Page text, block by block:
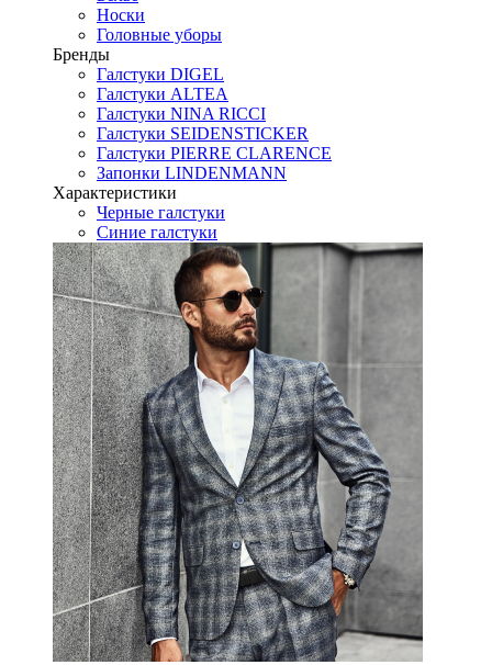
Носки
Головные уборы
Бренды
Галстуки DIGEL
Галстуки ALTEA
Галстуки NINA RICCI
Галстуки SEIDENSTICKER
Галстуки PIERRE CLARENCE
Запонки LINDENMANN
Характеристики
Черные галстуки
Синие галстуки